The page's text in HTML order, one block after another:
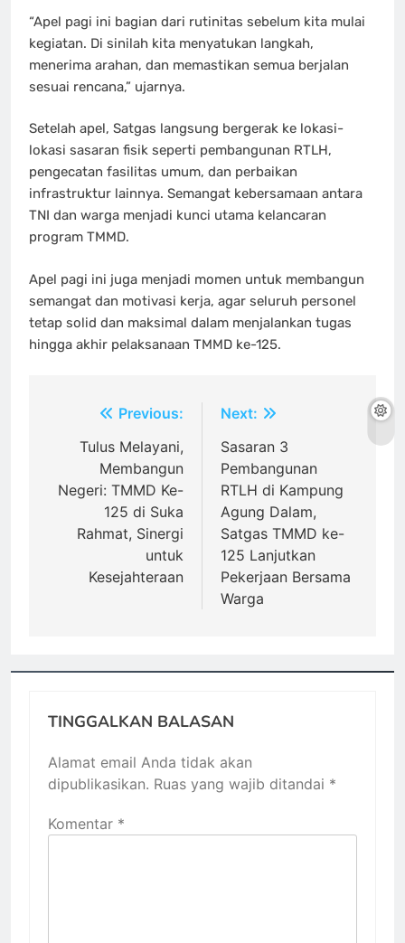
“Apel pagi ini bagian dari rutinitas sebelum kita mulai
kegiatan. Di sinilah kita menyatukan langkah,
menerima arahan, dan memastikan semua berjalan
sesuai rencana,” ujarnya.
Setelah apel, Satgas langsung bergerak ke lokasi-
lokasi sasaran fisik seperti pembangunan RTLH,
pengecatan fasilitas umum, dan perbaikan
infrastruktur lainnya. Semangat kebersamaan antara
TNI dan warga menjadi kunci utama kelancaran
program TMMD.
Apel pagi ini juga menjadi momen untuk membangun
semangat dan motivasi kerja, agar seluruh personel
tetap solid dan maksimal dalam menjalankan tugas
hingga akhir pelaksanaan TMMD ke-125.
Navigasi
pos
Previous:
Tulus Melayani,
Membangun
Negeri: TMMD Ke-
125 di Suka
Rahmat, Sinergi
untuk
Kesejahteraan
Next:
Sasaran 3
Pembangunan
RTLH di Kampung
Agung Dalam,
Satgas TMMD ke-
125 Lanjutkan
Pekerjaan Bersama
Warga
TINGGALKAN BALASAN
Alamat email Anda tidak akan
dipublikasikan. Ruas yang wajib ditandai *
Komentar *